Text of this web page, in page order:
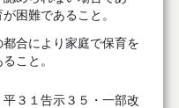
困難であること。
合により家庭で保育を
こと。
平３１告示３５・一部改